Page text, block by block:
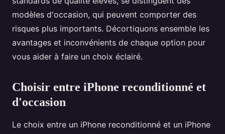
modèles d'occasion, qui peuvent comporter des
risques plus importants. Décortiquons ensemble les
avantages et inconvénients de chaque option pour
vous aider à faire un choix éclairé.
Choisir entre iPhone reconditionné et
d'occasion
Le choix entre un iPhone reconditionné et un iPhone